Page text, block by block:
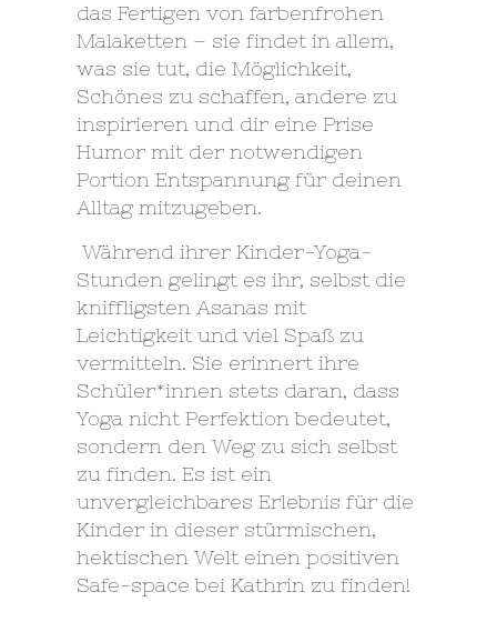
das Fertigen von farbenfrohen
Malaketten – sie findet in allem,
was sie tut, die Möglichkeit,
Schönes zu schaffen, andere zu
inspirieren und dir eine Prise
Humor mit der notwendigen
Portion Entspannung für deinen
Alltag mitzugeben.
Während ihrer Kinder-Yoga-
Stunden gelingt es ihr, selbst die
kniffligsten Asanas mit
Leichtigkeit und viel Spaß zu
vermitteln. Sie erinnert ihre
Schüler*innen stets daran, dass
Yoga nicht Perfektion bedeutet,
sondern den Weg zu sich selbst
zu finden. Es ist ein
unvergleichbares Erlebnis für die
Kinder in dieser stürmischen,
hektischen Welt einen positiven
Safe-space bei Kathrin zu finden!